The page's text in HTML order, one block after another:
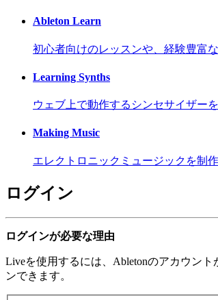
Ableton Learn
初心者向けのレッスンや、経験豊富
Learning Synths
ウェブ上で動作するシンセサイザー
Making Music
エレクトロニックミュージックを制
ログイン
ログインが必要な理由
Liveを使用するには、Abletonのアカウン
ンできます。